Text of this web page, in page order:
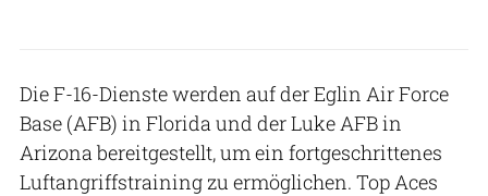
Die F-16-Dienste werden auf der Eglin Air Force
Base (AFB) in Florida und der Luke AFB in
Arizona bereitgestellt, um ein fortgeschrittenes
Luftangriffstraining zu ermöglichen. Top Aces